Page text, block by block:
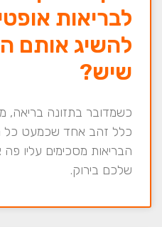
לבריאות
להשיג אותם
שיש?
כשמדובר בתזונה בריאה,
כלל זהב אחד שכמעט כל
הבריאות מסכימים עליו
שלכם בירוק.